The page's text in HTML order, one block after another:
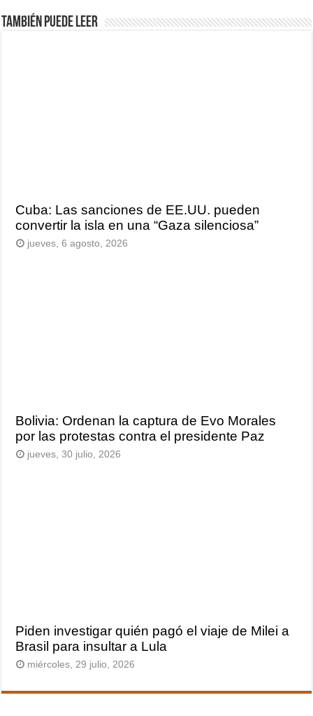
También puede leer
Cuba: Las sanciones de EE.UU. pueden
convertir la isla en una “Gaza silenciosa”
jueves, 6 agosto, 2026
Bolivia: Ordenan la captura de Evo Morales
por las protestas contra el presidente Paz
jueves, 30 julio, 2026
Piden investigar quién pagó el viaje de Milei a
Brasil para insultar a Lula
miércoles, 29 julio, 2026